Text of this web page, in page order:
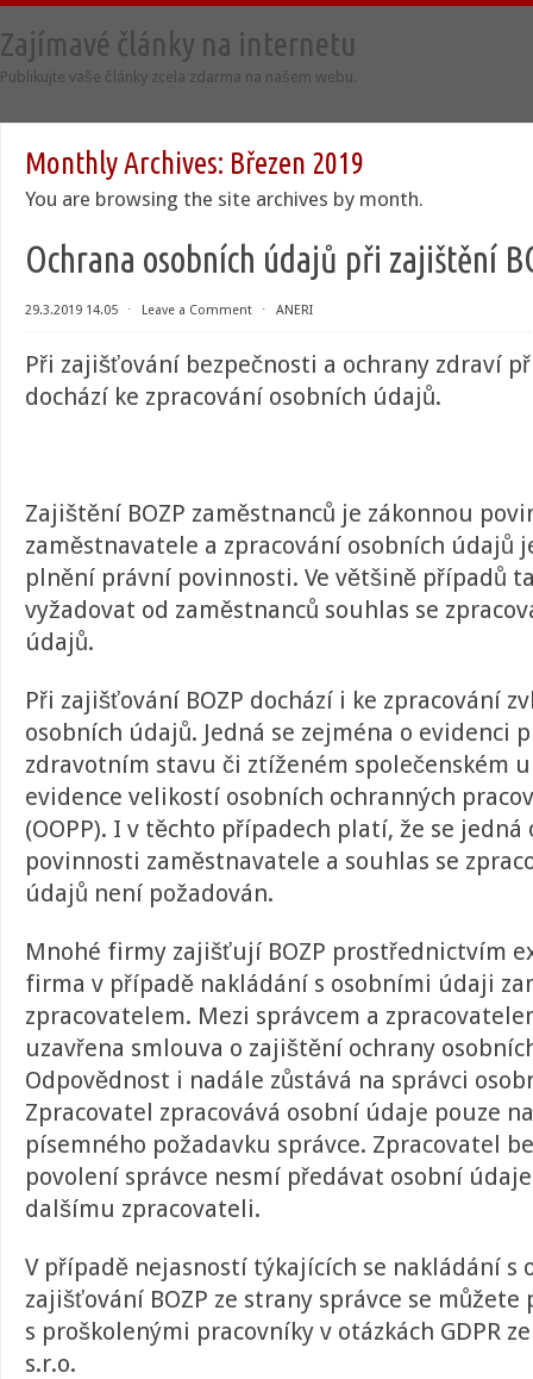
Zajímavé články na internetu
Publikujte vaše články zcela zdarma na našem webu.
Monthly Archives: Březen 2019
You are browsing the site archives by month.
Ochrana osobních údajů při zajištění
29.3.2019 14.05 ⋅ Leave a Comment ⋅ ANERI
Při zajišťování bezpečnosti a ochrany zdraví
dochází ke zpracování osobních údajů.
Zajištění BOZP zaměstnanců je zákonnou
zaměstnavatele a zpracování osobních údajů
plnění právní povinnosti. Ve většině případů
vyžadovat od zaměstnanců souhlas se
údajů.
Při zajišťování BOZP dochází i ke zpracování
osobních údajů. Jedná se zejména o evidenci
zdravotním stavu či ztíženém společenském
evidence velikostí osobních ochranných
(OOPP). I v těchto případech platí, že se
povinnosti zaměstnavatele a souhlas se
údajů není požadován.
Mnohé firmy zajišťují BOZP prostřednictvím
firma v případě nakládání s osobními údaji
zpracovatelem. Mezi správcem a
uzavřena smlouva o zajištění ochrany
Odpovědnost i nadále zůstává na správci
Zpracovatel zpracovává osobní údaje pouze
písemného požadavku správce. Zpracovatel
povolení správce nesmí předávat osobní
dalšímu zpracovateli.
V případě nejasností týkajících se nakládání s
zajišťování BOZP ze strany správce se můžete
s proškolenými pracovníky v otázkách GDPR
s.r.o.